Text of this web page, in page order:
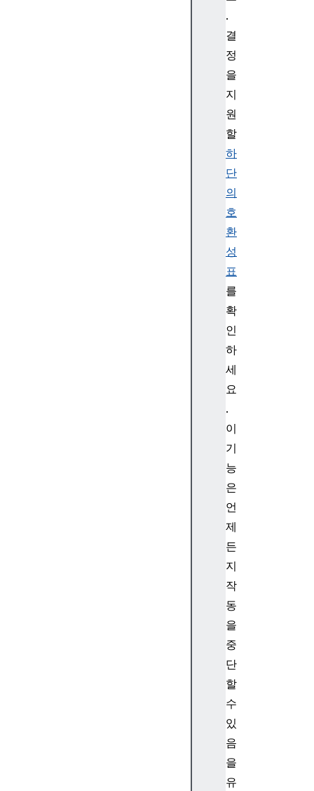
.
결
정
을
지
원
할
하
단
의
호
환
성
표
를
확
인
하
세
요
.
이
기
능
은
언
제
든
지
작
동
을
중
단
할
수
있
음
을
유